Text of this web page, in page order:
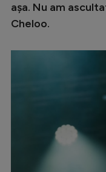
așa. Nu am
Cheloo.